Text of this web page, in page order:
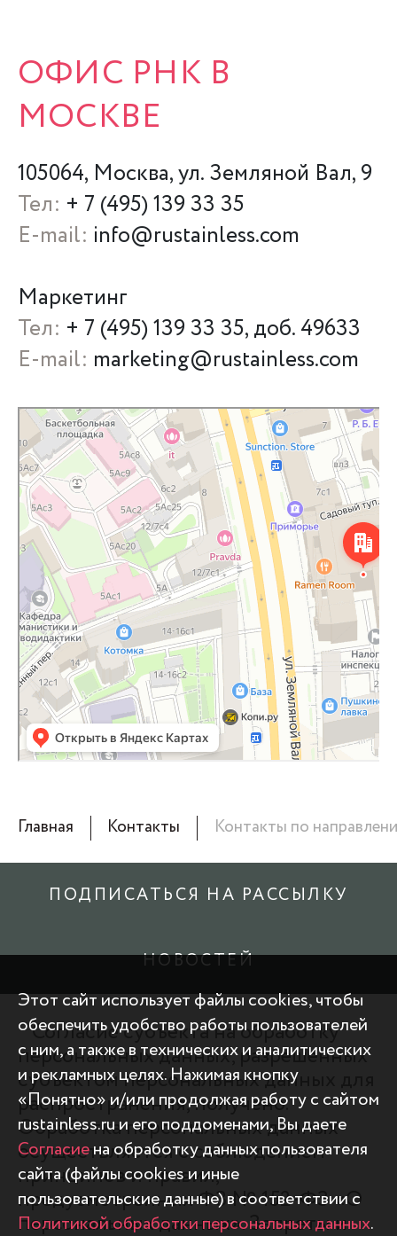
ОФИС РНК В
МОСКВЕ
105064, Москва, ул. Земляной Вал, 9
Тел: + 7 (495) 139 33 35
E-mail: info@rustainless.com
Маркетинг
Тел: + 7 (495) 139 33 35, доб. 49633
E-mail: marketing@rustainless.com
Москва
Улица Земляной Вал, 9 — Яндекс Карты
Главная Контакты Контакты по
ПОДПИСАТЬСЯ НА РАССЫЛКУ
НОВОСТЕЙ
* Согласие субъекта на обработку
персональных данных, разрешенных
субъектом персональных данных для
распространения, получено.
Обработка персональных данных
осуществляется с соблюдением
принципов и правил,
предусмотренных ФЗ № 152-ФЗ «О
персональных данных». Запреты и
Этот сайт использует файлы cookies, чтобы
обеспечить удобство работы пользователей
с ним, а также в технических и аналитических
и рекламных целях. Нажимая кнопку
«Понятно» и/или продолжая работу с сайтом
rustainless.ru и его поддоменами, Вы даете
Согласиена обработку данных пользователя
сайта (файлы cookies и иные
пользовательские данные) в соответствии с
Политикой обработки персональных данных.